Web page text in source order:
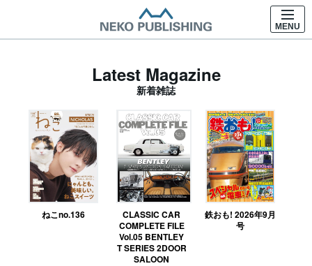
MENU
Latest Magazine
新着雑誌
ねこno.136
CLASSIC CAR
COMPLETE FILE
Vol.05 BENTLEY
T SERIES 2DOOR
SALOON
鉄おも! 2026年9月
号